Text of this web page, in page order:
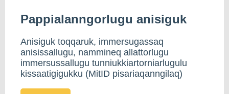
Pappialanngorlugu anisiguk
Anisiguk toqqaruk, immersugassaq
anisissallugu, nammineq allattorlugu
immersussallugu tunniukkiartorniarlugulu
kissaatigigukku (MitID pisariaqanngilaq)